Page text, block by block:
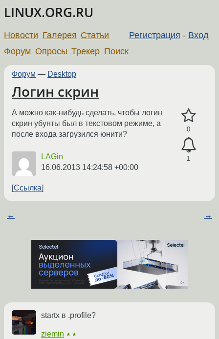
LINUX.ORG.RU
Регистрация - Вход
Новости Галерея Статьи
Форум Опросы Трекер Поиск
Форум — Desktop
Логин скрин
0
1
А можно как-нибудь сделать, чтобы логин
скрин убунты был в текстовом режиме, а
после входа загрузился юнити?
LAGin
16.06.2013 14:24:58 +00:00
Ссылка
← →
startx в .profile?
ziemin ★★